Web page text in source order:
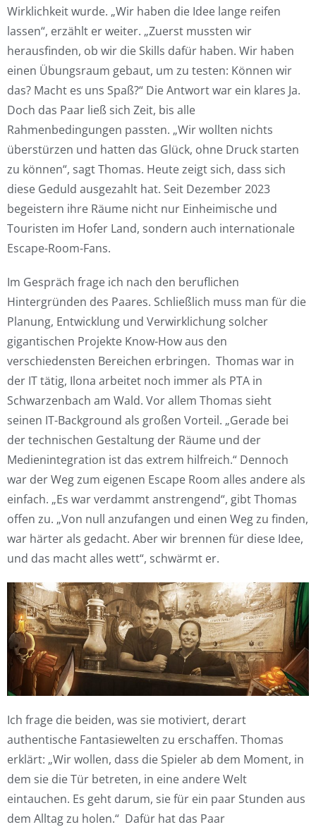
Wirklichkeit wurde. „Wir haben die Idee lange reifen
lassen“, erzählt er weiter. „Zuerst mussten wir
herausfinden, ob wir die Skills dafür haben. Wir haben
einen Übungsraum gebaut, um zu testen: Können wir
das? Macht es uns Spaß?“ Die Antwort war ein klares Ja.
Doch das Paar ließ sich Zeit, bis alle
Rahmenbedingungen passten. „Wir wollten nichts
überstürzen und hatten das Glück, ohne Druck starten
zu können“, sagt Thomas. Heute zeigt sich, dass sich
diese Geduld ausgezahlt hat. Seit Dezember 2023
begeistern ihre Räume nicht nur Einheimische und
Touristen im Hofer Land, sondern auch internationale
Escape-Room-Fans.
Im Gespräch frage ich nach den beruflichen
Hintergründen des Paares. Schließlich muss man für die
Planung, Entwicklung und Verwirklichung solcher
gigantischen Projekte Know-How aus den
verschiedensten Bereichen erbringen. Thomas war in
der IT tätig, Ilona arbeitet noch immer als PTA in
Schwarzenbach am Wald. Vor allem Thomas sieht
seinen IT-Background als großen Vorteil. „Gerade bei
der technischen Gestaltung der Räume und der
Medienintegration ist das extrem hilfreich.“ Dennoch
war der Weg zum eigenen Escape Room alles andere als
einfach. „Es war verdammt anstrengend“, gibt Thomas
offen zu. „Von null anzufangen und einen Weg zu finden,
war härter als gedacht. Aber wir brennen für diese Idee,
und das macht alles wett“, schwärmt er.
Ich frage die beiden, was sie motiviert, derart
authentische Fantasiewelten zu erschaffen. Thomas
erklärt: „Wir wollen, dass die Spieler ab dem Moment, in
dem sie die Tür betreten, in eine andere Welt
eintauchen. Es geht darum, sie für ein paar Stunden aus
dem Alltag zu holen.“ Dafür hat das Paar